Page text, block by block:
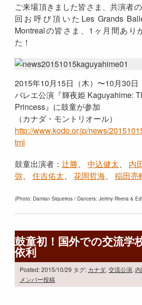
ご来場頂きました皆さま、共演者
回お呼び頂いたLes Grands
Montrealの皆さま、1ヶ月間あり
た！
2015年10月15日（木）〜10月30日
バレエ公演『輝夜姫 Kaguyahime:
Princess』に鼓童が参加
（カナダ・モントリオール）
http://www.kodo.or.jp/news/
tml
鼓童出演者： 辻勝、 中込健太、 内
弥、 住吉佑太、 花岡哲海、 稲田亮
(Photo: Damian Siqueiros / Dancers: Jerimy Rivera &
鼓童初！国外での交流学
依利
Posted: 2015/10/29 タグ: カナダ, 交流公演,
メンバー投稿